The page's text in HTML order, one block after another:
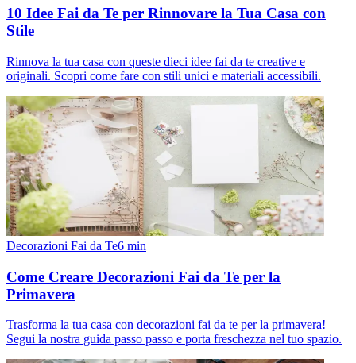
10 Idee Fai da Te per Rinnovare la Tua Casa con
Stile
Rinnova la tua casa con queste dieci idee fai da te creative e
originali. Scopri come fare con stili unici e materiali accessibili.
Decorazioni Fai da Te6 min
Come Creare Decorazioni Fai da Te per la
Primavera
Trasforma la tua casa con decorazioni fai da te per la primavera!
Segui la nostra guida passo passo e porta freschezza nel tuo spazio.